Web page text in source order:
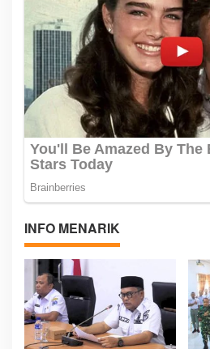
INFO MENARIK